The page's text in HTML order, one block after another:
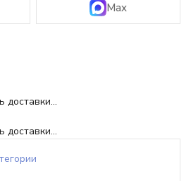
Max
доставки...
доставки...